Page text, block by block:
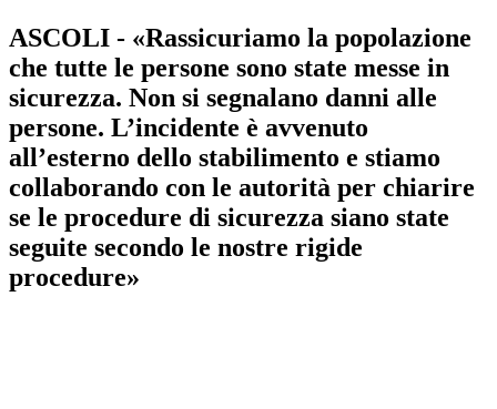
ASCOLI - «Rassicuriamo la popolazione
che tutte le persone sono state messe in
sicurezza. Non si segnalano danni alle
persone. L’incidente è avvenuto
all’esterno dello stabilimento e stiamo
collaborando con le autorità per chiarire
se le procedure di sicurezza siano state
seguite secondo le nostre rigide
procedure»